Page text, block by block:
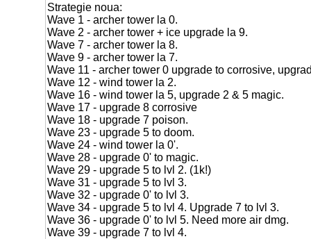
Strategie noua:
Wave 1 - archer tower la 0.
Wave 2 - archer tower + ice upgrade la 9.
Wave 7 - archer tower la 8.
Wave 9 - archer tower la 7.
Wave 11 - archer tower 0 upgrade to corrosive,
Wave 12 - wind tower la 2.
Wave 16 - wind tower la 5, upgrade 2 & 5 magic.
Wave 17 - upgrade 8 corrosive
Wave 18 - upgrade 7 poison.
Wave 23 - upgrade 5 to doom.
Wave 24 - wind tower la 0'.
Wave 28 - upgrade 0' to magic.
Wave 29 - upgrade 5 to lvl 2. (1k!)
Wave 31 - upgrade 5 to lvl 3.
Wave 32 - upgrade 0' to lvl 3.
Wave 34 - upgrade 5 to lvl 4. Upgrade 7 to lvl 3.
Wave 36 - upgrade 0' to lvl 5. Need more air dmg.
Wave 39 - upgrade 7 to lvl 4.